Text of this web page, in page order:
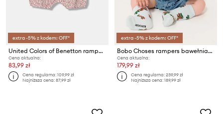
extra -5% z kodem: OFF*
United Colors of Benetton rampers dziecięcy bawełniany
Cena aktualna:
83,99 zł
Cena regularna:109,99 zł
Najniższa cena:87,99 zł
extra -5% z kodem: OFF*
Bobo Choses rampers bawełniany niemowlęcy Pickles The Dog
Cena aktualna:
179,99 zł
Cena regularna:239,99 zł
Najniższa cena:189,99 zł